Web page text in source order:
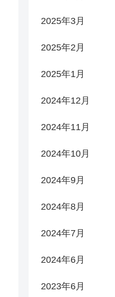
2025年3月
2025年2月
2025年1月
2024年12月
2024年11月
2024年10月
2024年9月
2024年8月
2024年7月
2024年6月
2023年6月